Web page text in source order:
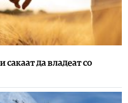
да владеат со